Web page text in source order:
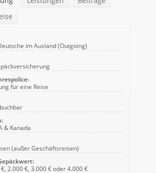
im Ausland (Outgoing)
für eine Reise
& Kanada
(außer Geschäftsreisen)
2.000 €, 3.000 € oder 4.000 €